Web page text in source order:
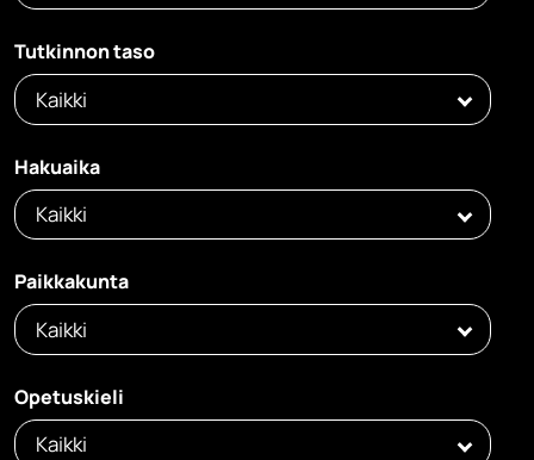
Tutkinnon taso
Kaikki
Hakuaika
Kaikki
Paikkakunta
Kaikki
Opetuskieli
Kaikki